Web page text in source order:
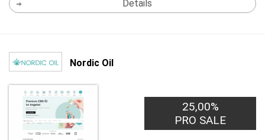
Details
Nordic Oil
25,00%
PRO SALE